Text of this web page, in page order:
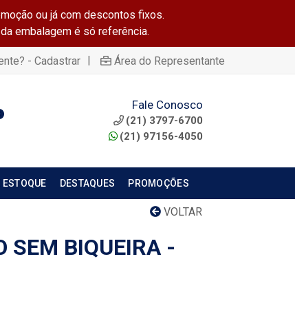
ou já com descontos fixos.
embalagem é só referência.
- Cadastrar | Área do Representante
Fale Conosco
(21) 3797-6700
(21) 97156-4050
DESTAQUES PROMOÇÕES
VOLTAR
SEM BIQUEIRA -